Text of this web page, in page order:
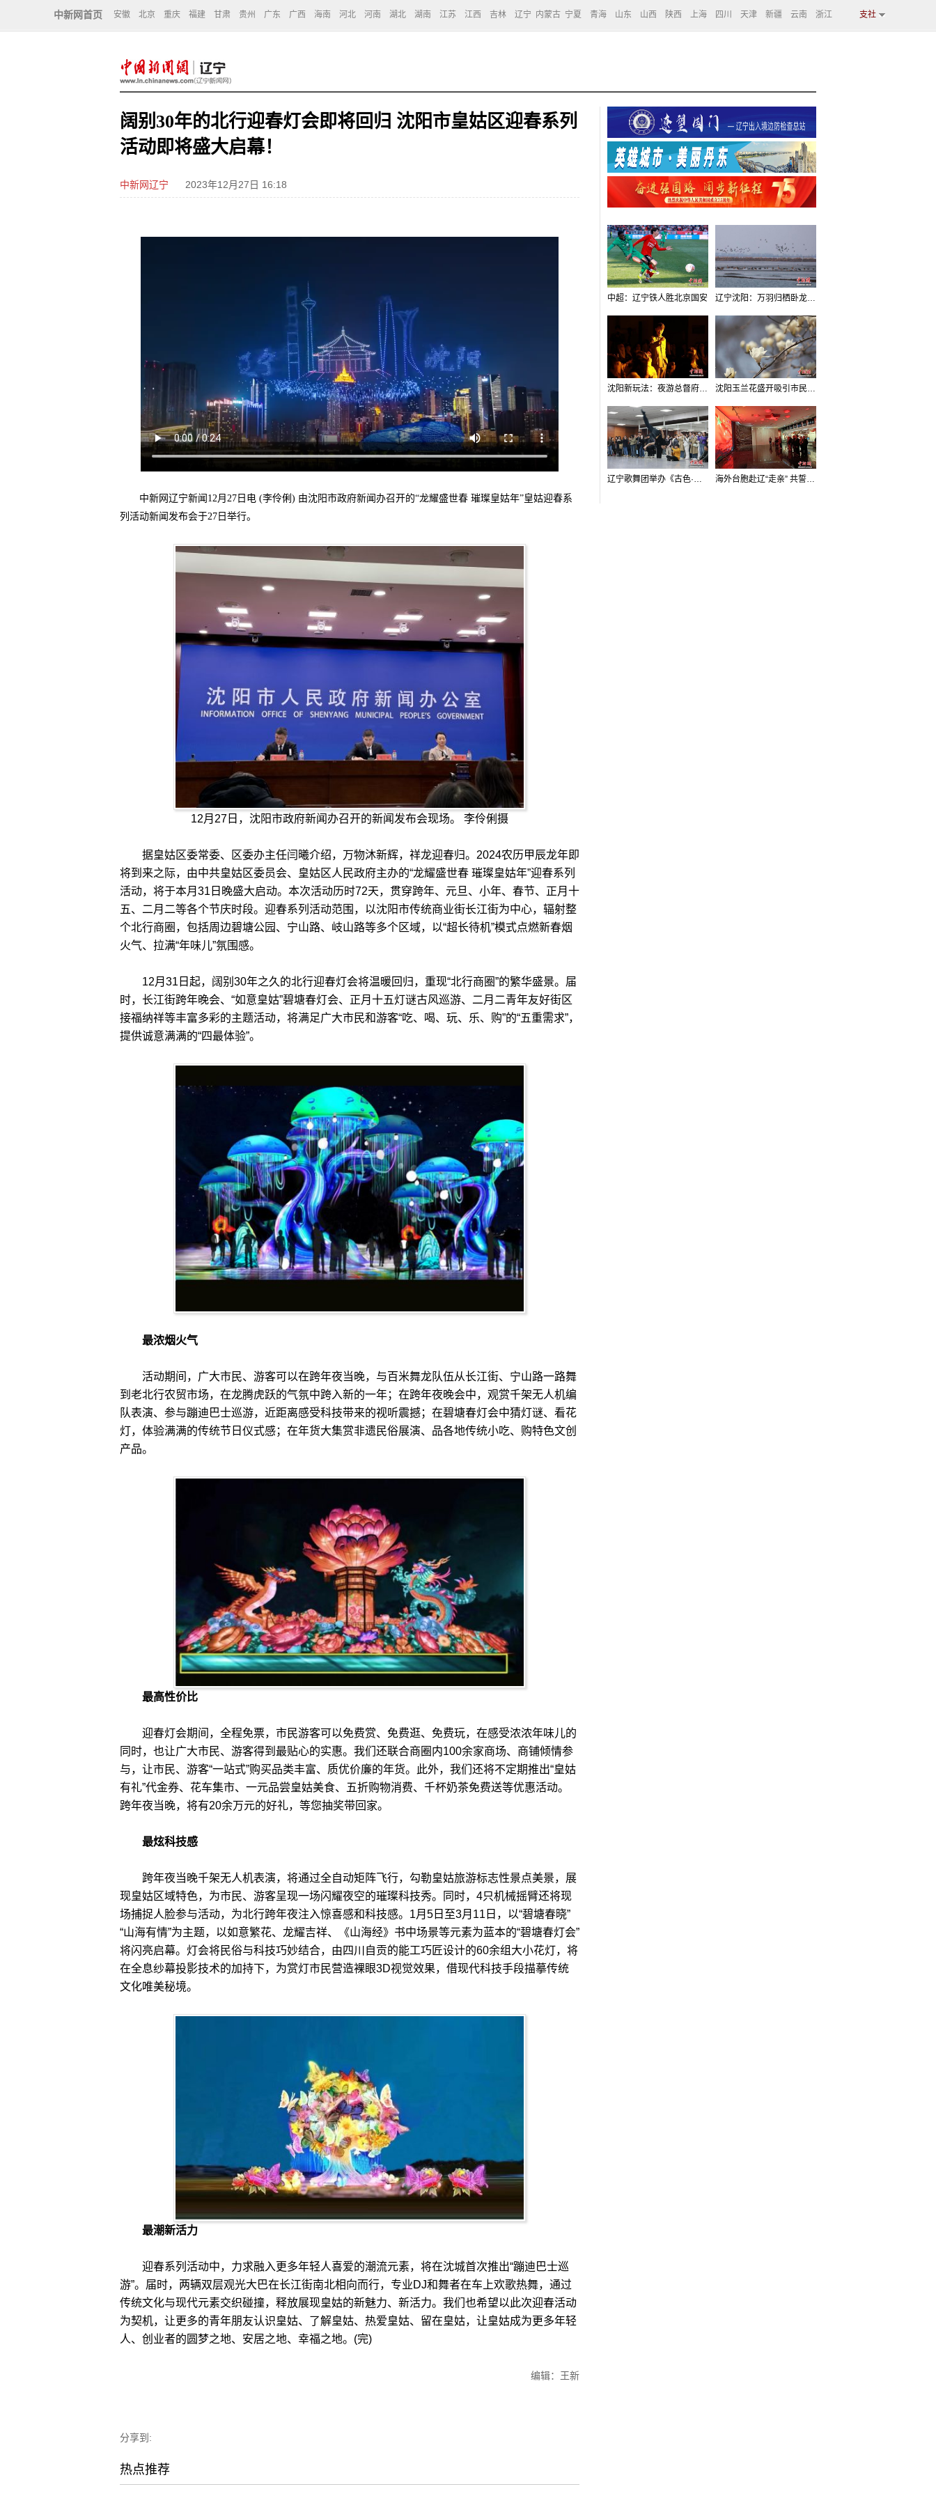
中新网首页 安徽 北京 重庆 福建 甘肃 贵州 广东 广西 海南 河北 河南 湖北 湖南 江苏 江西 吉林 辽宁 内蒙古 宁夏 青海 山东 山西 陕西 上海 四川 天津 新疆 云南 浙江 支社
阔别30年的北行迎春灯会即将回归 沈阳市皇姑区迎春系列
活动即将盛大启幕！
中新网辽宁 2023年12月27日 16:18
中新网辽宁新闻12月27日电 (李伶俐) 由沈阳市政府新闻办召开的“龙耀盛世春 璀璨皇姑年”皇姑迎春系
列活动新闻发布会于27日举行。
12月27日，沈阳市政府新闻办召开的新闻发布会现场。 李伶俐摄
据皇姑区委常委、区委办主任闫曦介绍，万物沐新辉，祥龙迎春归。2024农历甲辰龙年即
将到来之际，由中共皇姑区委员会、皇姑区人民政府主办的“龙耀盛世春 璀璨皇姑年”迎春系列
活动，将于本月31日晚盛大启动。本次活动历时72天，贯穿跨年、元旦、小年、春节、正月十
五、二月二等各个节庆时段。迎春系列活动范围，以沈阳市传统商业街长江街为中心，辐射整
个北行商圈，包括周边碧塘公园、宁山路、岐山路等多个区域，以“超长待机”模式点燃新春烟
火气、拉满“年味儿”氛围感。
12月31日起，阔别30年之久的北行迎春灯会将温暖回归，重现“北行商圈”的繁华盛景。届
时，长江街跨年晚会、“如意皇姑”碧塘春灯会、正月十五灯谜古风巡游、二月二青年友好街区
接福纳祥等丰富多彩的主题活动，将满足广大市民和游客“吃、喝、玩、乐、购”的“五重需求”，
提供诚意满满的“四最体验”。
最浓烟火气
活动期间，广大市民、游客可以在跨年夜当晚，与百米舞龙队伍从长江街、宁山路一路舞
到老北行农贸市场，在龙腾虎跃的气氛中跨入新的一年；在跨年夜晚会中，观赏千架无人机编
队表演、参与蹦迪巴士巡游，近距离感受科技带来的视听震撼；在碧塘春灯会中猜灯谜、看花
灯，体验满满的传统节日仪式感；在年货大集赏非遗民俗展演、品各地传统小吃、购特色文创
产品。
最高性价比
迎春灯会期间，全程免票，市民游客可以免费赏、免费逛、免费玩，在感受浓浓年味儿的
同时，也让广大市民、游客得到最贴心的实惠。我们还联合商圈内100余家商场、商铺倾情参
与，让市民、游客“一站式”购买品类丰富、质优价廉的年货。此外，我们还将不定期推出“皇姑
有礼”代金券、花车集市、一元品尝皇姑美食、五折购物消费、千杯奶茶免费送等优惠活动。
跨年夜当晚，将有20余万元的好礼，等您抽奖带回家。
最炫科技感
跨年夜当晚千架无人机表演，将通过全自动矩阵飞行，勾勒皇姑旅游标志性景点美景，展
现皇姑区域特色，为市民、游客呈现一场闪耀夜空的璀璨科技秀。同时，4只机械摇臂还将现
场捕捉人脸参与活动，为北行跨年夜注入惊喜感和科技感。1月5日至3月11日，以“碧塘春晓”
“山海有情”为主题，以如意繁花、龙耀吉祥、《山海经》书中场景等元素为蓝本的“碧塘春灯会”
将闪亮启幕。灯会将民俗与科技巧妙结合，由四川自贡的能工巧匠设计的60余组大小花灯，将
在全息纱幕投影技术的加持下，为赏灯市民营造裸眼3D视觉效果，借现代科技手段描摹传统
文化唯美秘境。
最潮新活力
迎春系列活动中，力求融入更多年轻人喜爱的潮流元素，将在沈城首次推出“蹦迪巴士巡
游”。届时，两辆双层观光大巴在长江街南北相向而行，专业DJ和舞者在车上欢歌热舞，通过
传统文化与现代元素交织碰撞，释放展现皇姑的新魅力、新活力。我们也希望以此次迎春活动
为契机，让更多的青年朋友认识皇姑、了解皇姑、热爱皇姑、留在皇姑，让皇姑成为更多年轻
人、创业者的圆梦之地、安居之地、幸福之地。(完)
编辑：王新
分享到:
热点推荐
中超：辽宁铁人胜北京国安 辽宁沈阳：万羽归栖卧龙湖看群鸟齐飞
沈阳新玩法：夜游总督府，当一回“赴宴者” 沈阳玉兰花盛开吸引市民打卡
辽宁歌舞团举办《古色·国宝辽宁》排练开放日活动 海外台胞赴辽“走亲” 共誓“和平初心”